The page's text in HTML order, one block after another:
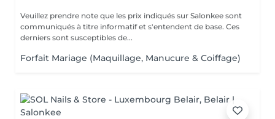
Veuillez prendre note que les prix indiqués sur Salonkee sont
communiqués à titre informatif et s'entendent de base. Ces
derniers sont susceptibles de...
Forfait Mariage (Maquillage, Manucure & Coiffage)